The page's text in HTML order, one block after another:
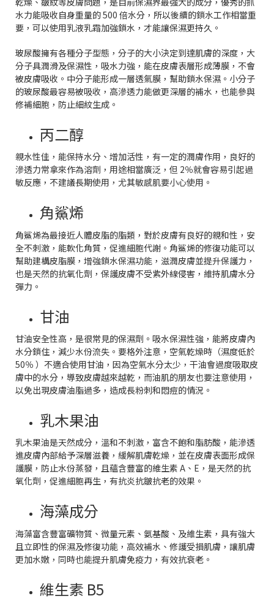
水力能吸收自身重量的 500 倍水分，所以後續的鎖水工作相當重
要，可以使用乳液乳霜加強鎖水，才能讓保濕更持久。
玻尿酸擁有各種分子型態，分子的大小決定到達肌膚的深度，大
分子具潤滑及保濕性，吸水力強，能在皮膚表層形成薄膜，不會
被皮膚吸收。中分子能形成一層透氣膜，幫助鎖水保濕。小分子
的玻尿酸最容易被吸收，高滲透力能做更深層的補水，也能參與
修補細胞，防止細紋生成。
丙二醇
親水性佳，能保持水分、增加活性，有一定的潤膚作用，良好的
滲透力常拿來作為溶劑，用途相當廣泛，但 2％就會容易引起過
敏反應，不建議長期使用，尤其敏感肌要小心使用。
角鯊烯
角鯊烯為最接近人體皮脂的脂類，對於皮膚有良好的親和性，安
全不刺激，能軟化角質，促進細胞代謝。角鯊烯的修復功能可以
幫助建構皮脂膜，增強鎖水保濕功能，滋潤皮膚並提升保護力，
也是天然的抗氧化劑，保護皮膚不受紫外線侵害，維持肌膚水分
彈力。
甘油
甘油安全性高，是很常見的保濕劑。吸水保濕性強，能將皮膚內
水分鎖住，減少水份流失。要格外注意，空氣乾燥時（濕度低於
50％ ）不適合使用甘油，因為空氣水分太少，干油會過度吸取皮
膚中的水分，導致皮膚越來越乾，而油肌的朋友也要注意使用，
以免出現皮膚油脂過多，造成長粉刺和悶痘的情況。
乳木果油
乳木果油是天然成分，溫和不刺激，富含不飽和脂肪酸，能滲透
進皮膚內部給予深層滋養，緩解肌膚乾燥，並在皮膚表面形成保
護膜，防止水份蒸發，且蘊含豐富的維生素 A、E，是天然的抗
氧化劑，促進細胞再生，有抗炎抗皺抗老的效果。
海藻成分
海藻富含豐富礦物質、微量元素、氨基酸、及維生素，具有強大
且立即性的保濕及修復功能，高效補水、修護受損肌膚，讓肌膚
更加水嫩，同時也能提升肌膚免疫力，有效抗衰老。
維生素 B5